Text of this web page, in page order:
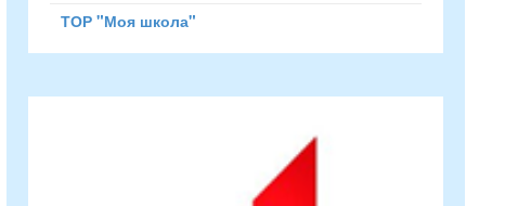
ТОР "Моя школа"